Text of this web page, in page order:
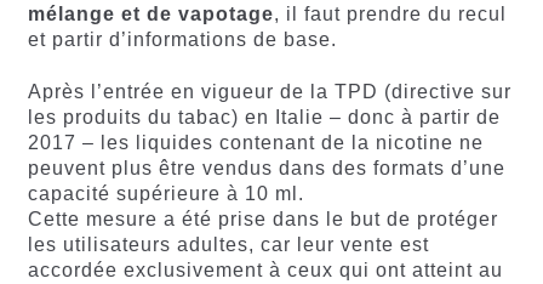
mélange et de vapotage, il faut prendre du recul
et partir d’informations de base.
Après l’entrée en vigueur de la TPD (directive sur
les produits du tabac) en Italie – donc à partir de
2017 – les liquides contenant de la nicotine ne
peuvent plus être vendus dans des formats d’une
capacité supérieure à 10 ml.
Cette mesure a été prise dans le but de protéger
les utilisateurs adultes, car leur vente est
accordée exclusivement à ceux qui ont atteint au